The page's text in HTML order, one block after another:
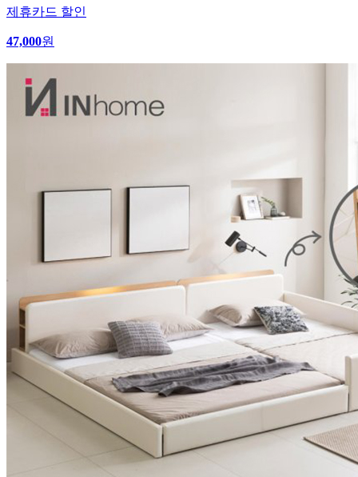
제휴카드 할인
47,000원